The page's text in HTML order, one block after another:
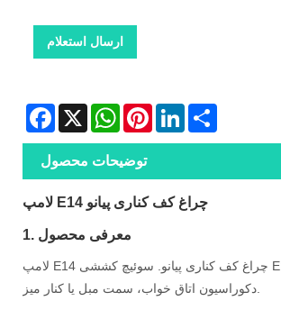
ارسال استعلام
Facebook
X WhatsAppPinterestLinkedIn
توضیحات محصول
لامپ E14 چراغ کف کناری پیانو
1. معرفی محصول
لامپ E14 چراغ کف کناری پیانو. سوئیچ کششی E14، مناسب برای